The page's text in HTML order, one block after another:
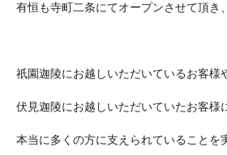
有恒も寺町二条にてオープンさせて頂き
祇園迦陵にお越しいただいているお客様
伏見迦陵にお越しいただいていたお客様
本当に多くの方に支えられていることを